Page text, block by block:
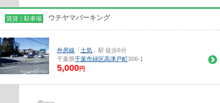
賃貸｜駐車場 ウチヤマパーキング
外房線 「 土気 」駅 徒歩6分
千葉県千葉市緑区高津戸町306-1
5,000円